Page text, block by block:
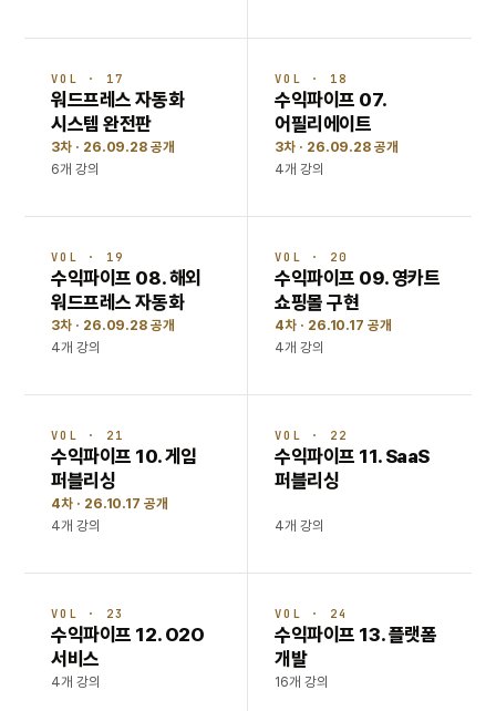
VOL · 17
워드프레스 자동화
시스템 완전판
3차 · 26.09.28 공개
6개 강의
VOL · 18
수익파이프 07.
어필리에이트
3차 · 26.09.28 공개
4개 강의
VOL · 19
수익파이프 08. 해외
워드프레스 자동화
3차 · 26.09.28 공개
4개 강의
VOL · 20
수익파이프 09. 영카트
쇼핑몰 구현
4차 · 26.10.17 공개
4개 강의
VOL · 21
수익파이프 10. 게임
퍼블리싱
4차 · 26.10.17 공개
4개 강의
VOL · 22
수익파이프 11. SaaS
퍼블리싱
4개 강의
VOL · 23
수익파이프 12. O2O
서비스
4개 강의
VOL · 24
수익파이프 13. 플랫폼
개발
16개 강의